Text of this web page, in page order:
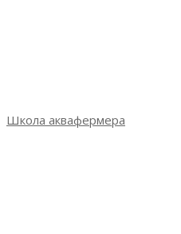
Школа аквафермера